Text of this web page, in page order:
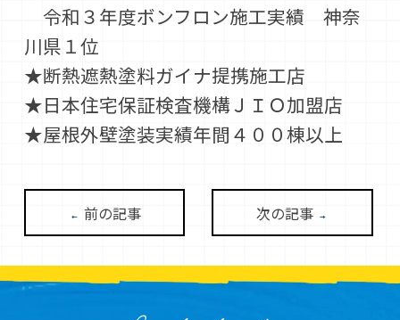
令和３年度ボンフロン施工実績 神奈
川県１位
★断熱遮熱塗料ガイナ提携施工店
★日本住宅保証検査機構ＪＩＯ加盟店
★屋根外壁塗装実績年間４００棟以上
← 前の記事 次の記事 →